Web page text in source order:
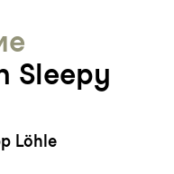
Sleepy
Löhle